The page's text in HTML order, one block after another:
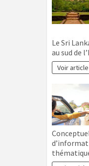
Le Sri
au sud de
Voir